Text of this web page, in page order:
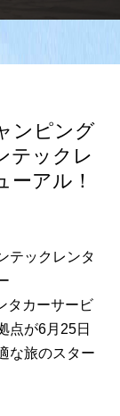
ンピング
テックレ
ーアル！
テックレンタ
タカーサービ
点が6月25日
な旅のスター